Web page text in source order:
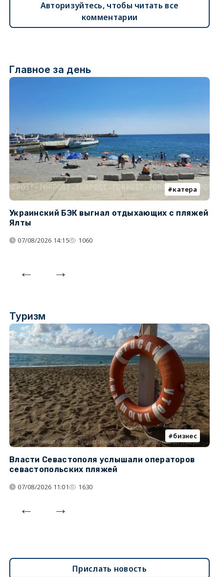
Авторизуйтесь, чтобы читать все
комментарии
Главное за день
катера
Украинский БЭК выгнал отдыхающих с пляжей
Ялты
07/08/2026 14:15 1060
Туризм
бизнес
Власти Севастополя услышали операторов
севастопольских пляжей
07/08/2026 11:01 1630
Прислать новость